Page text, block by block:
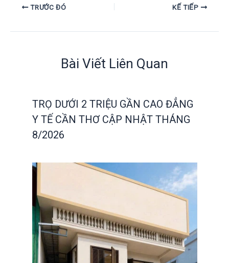
TRƯỚC ĐÓ KẾ TIẾP
Bài Viết Liên Quan
TRỌ DƯỚI 2 TRIỆU GẦN CAO ĐẲNG
Y TẾ CẦN THƠ CẬP NHẬT THÁNG
8/2026